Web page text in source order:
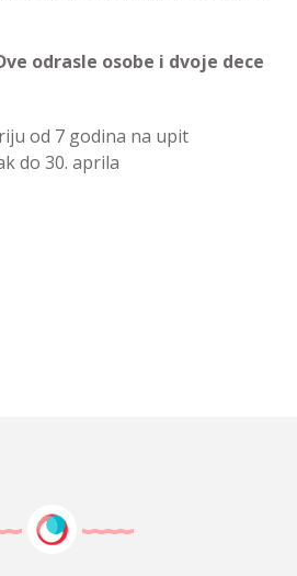
odrasle osobe i dvoje dece
od 7 godina na upit
do 30. aprila